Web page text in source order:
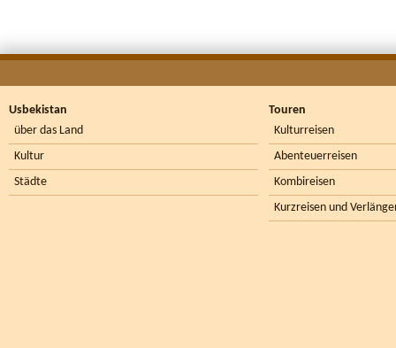
Usbekistan
über das Land
Kultur
Städte
Touren
Kulturreisen
Abenteuerreisen
Kombireisen
Kurzreisen und